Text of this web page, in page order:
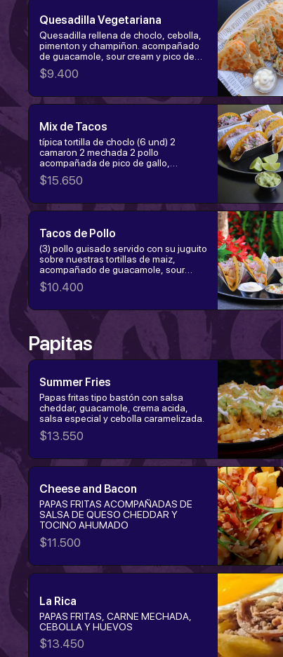
Quesadilla Vegetariana
Quesadilla rellena de choclo, cebolla,
pimenton y champiñon. acompañado
de guacamole, sour cream y pico de
gallo.
$9.400
Mix de Tacos
típica tortilla de choclo (6 und) 2
camaron 2 mechada 2 pollo
acompañada de pico de gallo,
guacamole y crema ácida
$15.650
Tacos de Pollo
(3) pollo guisado servido con su juguito
sobre nuestras tortillas de maiz,
acompañado de guacamole, sour
cream, y pico de gallo.
$10.400
Papitas
Summer Fries
Papas fritas tipo bastón con salsa
cheddar, guacamole, crema acida,
salsa especial y cebolla caramelizada.
$13.550
Cheese and Bacon
PAPAS FRITAS ACOMPAÑADAS DE
SALSA DE QUESO CHEDDAR Y
TOCINO AHUMADO
$11.500
La Rica
PAPAS FRITAS, CARNE MECHADA,
CEBOLLA Y HUEVOS
$13.450